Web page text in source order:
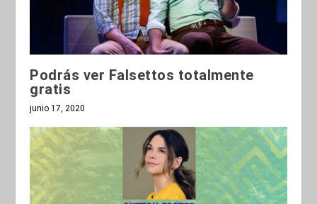
Podrás ver Falsettos totalmente
gratis
junio 17, 2020